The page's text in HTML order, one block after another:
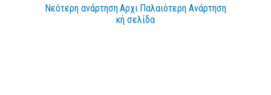
Νεότερη ανάρτηση Παλαιότερη Ανάρτηση
Αρχι
κή σελίδα